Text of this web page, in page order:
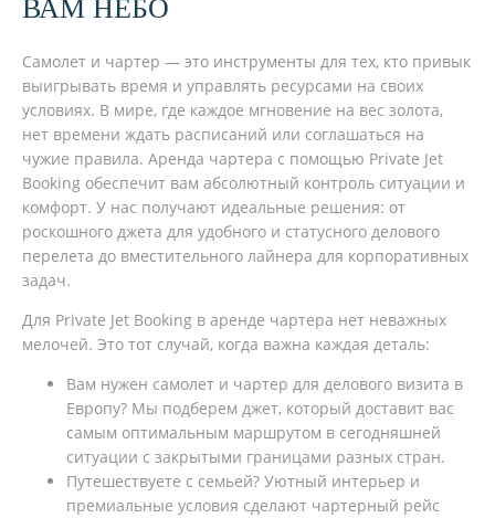
ВАМ НЕБО
Самолет и чартер — это инструменты для тех, кто привык
выигрывать время и управлять ресурсами на своих
условиях. В мире, где каждое мгновение на вес золота,
нет времени ждать расписаний или соглашаться на
чужие правила. Аренда чартера с помощью Private Jet
Booking обеспечит вам абсолютный контроль ситуации и
комфорт. У нас получают идеальные решения: от
роскошного джета для удобного и статусного делового
перелета до вместительного лайнера для корпоративных
задач.
Для Private Jet Booking в аренде чартера нет неважных
мелочей. Это тот случай, когда важна каждая деталь:
Вам нужен самолет и чартер для делового визита в
Европу? Мы подберем джет, который доставит вас
самым оптимальным маршрутом в сегодняшней
ситуации с закрытыми границами разных стран.
Путешествуете с семьей? Уютный интерьер и
премиальные условия сделают чартерный рейс